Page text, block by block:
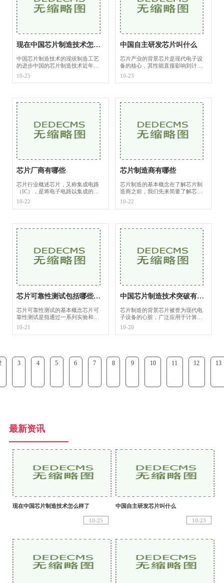
现在中国芯片制造技术怎么样了
中国芯片制造技术的现状制造工艺
的进步中国的芯片制造技术近年来
取得了显著的进展。以台积电、三
星等国际巨头为竞争目标，中国的
10-25
中国自主研发芯片叫什么
芯片产业的背景芯片是现代电子设
备的核心，其性能直接影响到计算
机、手机、汽车等众多行业的技术
进步。中国的芯片产业主要依赖进
10-23
芯片厂商有哪些
芯片行业概述芯片，又称集成电路
（IC），是将电子电路以集成的方
式制作在一小块半导体材料（通常
是硅）上的装置。它们可以执行各
10-22
芯片制造商有哪些
芯片制造的基本概念在了解芯片制
造商之前，我们先来简要了解芯片
的基本概念。芯片是指集成电路芯
片（IC），它由多个电子元件（如
10-22
芯片可靠性测试包括哪些内容
芯片可靠性测试的基本概念芯片可
靠性测试是指通过一系列实验和评
估手段，对芯片在各种工作和环境
10-21
中国芯片制造技术突破有哪些
芯片制造的背景芯片被誉为现代电
子设备的心脏，广泛应用于计算
机、手机、汽车等各类电子产品
10-20
3 4 5 6 7 8 9 10 11 12 13
最新资讯
现在中国芯片制造技术怎么样了
10-25
中国自主研发芯片叫什么
10-23